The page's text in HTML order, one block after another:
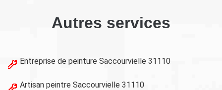
Autres services
Entreprise de peinture Saccourvielle 31110
Artisan peintre Saccourvielle 31110